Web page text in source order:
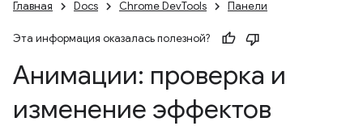
Главная Docs Chrome DevTools Панели
Эта информация оказалась полезной?
Анимации: проверка и
изменение эффектов